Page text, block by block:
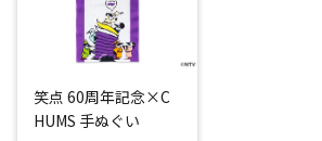
笑点 60周年記念×C
HUMS 手ぬぐい